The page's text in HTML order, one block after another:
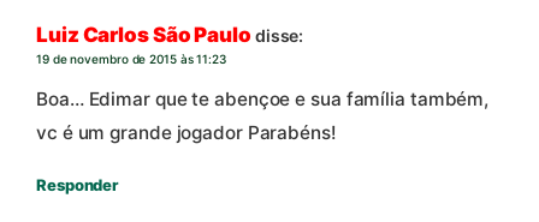
Luiz Carlos São Paulo disse:
19 de novembro de 2015 às 11:23
Boa… Edimar que te abençoe e sua família também,
vc é um grande jogador Parabéns!
Responder